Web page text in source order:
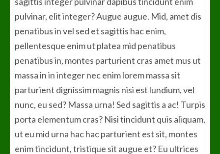
pulvinar, elit integer? Augue augue. Mid, amet dis
penatibus in vel sed et sagittis hac enim,
pellentesque enim ut platea mid penatibus
penatibus in, montes parturient cras amet mus ut
massa in in integer nec enim lorem massa sit
parturient dignissim magnis nisi est lundium, vel
nunc, eu sed? Massa urna! Sed sagittis a ac! Turpis
porta elementum cras? Nisi tincidunt quis aliquam,
ut eu mid urna hac hac parturient est sit, montes
enim tincidunt, tristique sit augue et? Eu ultrices